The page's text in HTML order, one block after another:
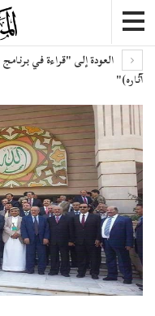
"قراءة في برنامج حكومة الإنقاذ